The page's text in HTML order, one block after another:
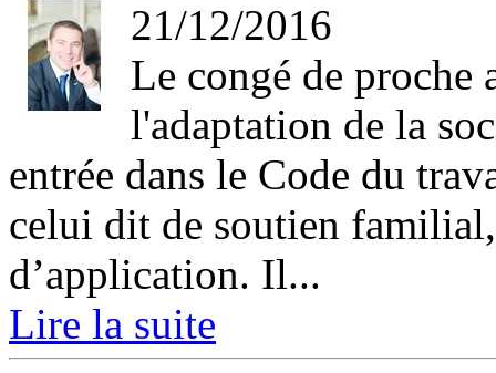
21/12/2016
Le congé de proche
l'adaptation de la
entrée dans le Code du
celui dit de soutien
d’application. Il...
Lire la suite